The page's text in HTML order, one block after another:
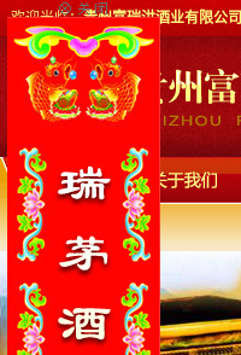
欢迎光临：贵州富瑞洪酒业有限公司